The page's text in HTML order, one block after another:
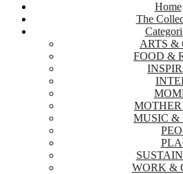
Home
The
ARTS &
FOOD &
MUSIC &
WORK &